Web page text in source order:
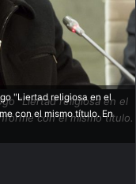
"Liertad religiosa en el
con el mismo título.
"Liertad religiosa en el
con el mismo título. En